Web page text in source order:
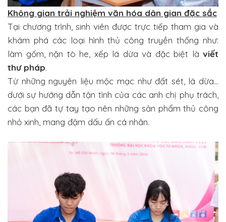
Không gian trải nghiệm văn hóa dân gian đặc sắc
Tại chương trình, sinh viên được trực tiếp tham gia và
khám phá các loại hình thủ công truyền thống như:
làm gốm, nặn tò he, xếp lá dừa và đặc biệt là viết
thư pháp.
Từ những nguyên liệu mộc mạc như đất sét, lá dừa…
dưới sự hướng dẫn tận tình của các anh chị phụ trách,
các bạn đã tự tay tạo nên những sản phẩm thủ công
nhỏ xinh, mang đậm dấu ấn cá nhân.